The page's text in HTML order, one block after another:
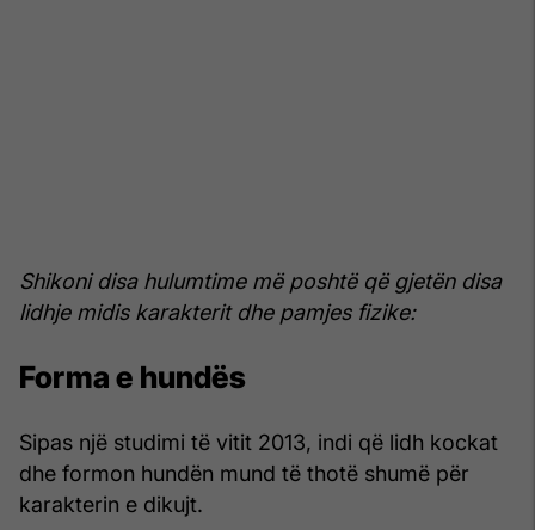
Shikoni disa hulumtime më poshtë që gjetën disa
lidhje midis karakterit dhe pamjes fizike:
Forma e hundës
Sipas një studimi të vitit 2013, indi që lidh kockat
dhe formon hundën mund të thotë shumë për
karakterin e dikujt.